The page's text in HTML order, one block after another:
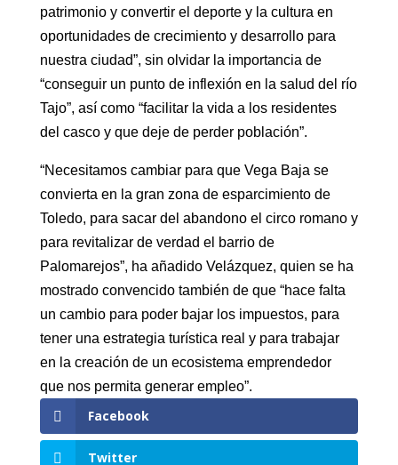
patrimonio y convertir el deporte y la cultura en
oportunidades de crecimiento y desarrollo para
nuestra ciudad”, sin olvidar la importancia de
“conseguir un punto de inflexión en la salud del río
Tajo”, así como “facilitar la vida a los residentes
del casco y que deje de perder población”.
“Necesitamos cambiar para que Vega Baja se
convierta en la gran zona de esparcimiento de
Toledo, para sacar del abandono el circo romano y
para revitalizar de verdad el barrio de
Palomarejos”, ha añadido Velázquez, quien se ha
mostrado convencido también de que “hace falta
un cambio para poder bajar los impuestos, para
tener una estrategia turística real y para trabajar
en la creación de un ecosistema emprendedor
que nos permita generar empleo”.
Facebook
Twitter